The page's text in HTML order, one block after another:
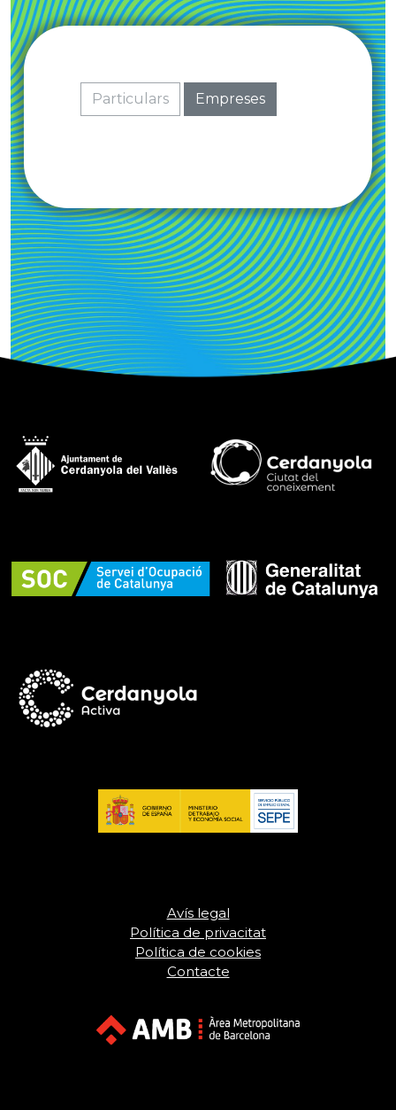
Particulars Empreses
Avís legal
Política de privacitat
Política de cookies
Contacte